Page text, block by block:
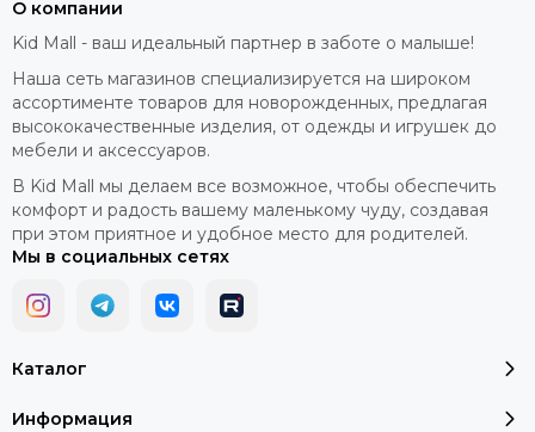
Каталог
Информация
О компании
Kid Mall - ваш идеальный партнер в заботе о малыше!
Наша сеть магазинов специализируется на широком
ассортименте товаров для новорожденных, предлагая
высококачественные изделия, от одежды и игрушек до
мебели и аксессуаров.
В Kid Mall мы делаем все возможное, чтобы обеспечить
комфорт и радость вашему маленькому чуду, создавая
при этом приятное и удобное место для родителей.
Мы в социальных сетях